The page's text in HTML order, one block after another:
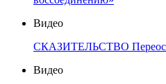
Видео
СКАЗИТЕЛЬСТВО
Видео